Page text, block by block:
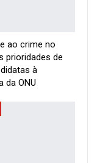
disse. “Nunca
pessoais,
a qualquer
norte-
ao crime no
prioridades de
à
da ONU